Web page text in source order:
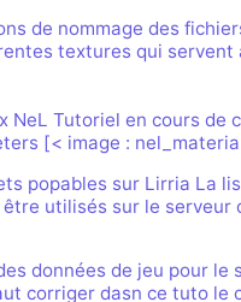
de nommage des
textures qui
NeL Tutoriel en cours
[< image :
popables sur Lirria La
utilisés sur le
données de jeu pour
corriger dasn ce tuto le